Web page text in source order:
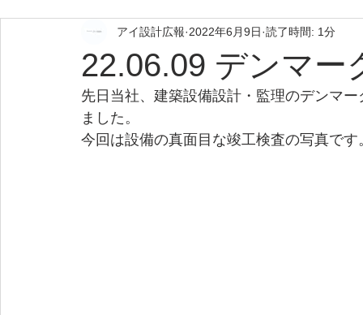
22.06.09 デンマー
アイ設計広報 2022年6月9日 読了時間: 1分
先日当社、建築設備設計・監理のデンマ
ました。
今回は設備の真面目な竣工検査の写真です